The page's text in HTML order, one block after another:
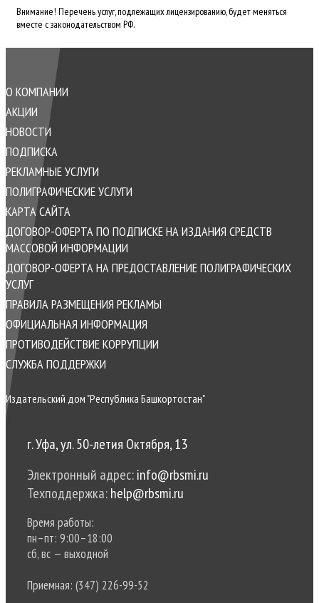
Внимание! Перечень услуг, подлежащих лицензированию, будет меняться
вместе с законодательством РФ.
О КОМПАНИИ
АКЦИИ
НОВОСТИ
ПОДПИСКА
РЕКЛАМНЫЕ УСЛУГИ
ПОЛИГРАФИЧЕСКИЕ УСЛУГИ
КАРТА САЙТА
ДОГОВОР-ОФЕРТА ПО ПОДПИСКЕ НА ИЗДАНИЯ СРЕДСТВ
МАССОВОЙ ИНФОРМАЦИИ
ДОГОВОР-ОФЕРТА НА ПРЕДОСТАВЛЕНИЕ ПОЛИГРАФИЧЕСКИХ
УСЛУГ
ПРАВИЛА РАЗМЕЩЕНИЯ РЕКЛАМЫ
ОФИЦИАЛЬНАЯ ИНФОРМАЦИЯ
ПРОТИВОДЕЙСТВИЕ КОРРУПЦИИ
CЛУЖБА ПОДДЕРЖКИ
Издательский дом "Республика Башкортостан"
г. Уфа, ул. 50-летия Октября, 13
Электронный адрес:info@rbsmi.ru
Техподдержка:help@rbsmi.ru
Время работы:
пн–пт: 9:00–18:00
сб, вс — выходной
Приемная: (347) 226-99-52